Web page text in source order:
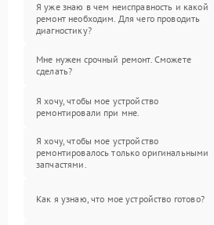
Я уже знаю в чем неисправность и какой
ремонт необходим. Для чего проводить
диагностику?
Мне нужен срочный ремонт. Сможете
сделать?
Я хочу, чтобы мое устройство
ремонтировали при мне.
Я хочу, чтобы мое устройство
ремонтировалось только оригинальными
запчастями.
Как я узнаю, что мое устройство готово?